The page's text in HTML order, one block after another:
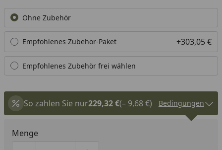
Ohne Zubehör
Empfohlenes Zubehör-Paket +303,05 €
Empfohlenes Zubehör frei wählen
So zahlen Sie nur229,32 €(– 9,68 €) Bedingungen
Menge